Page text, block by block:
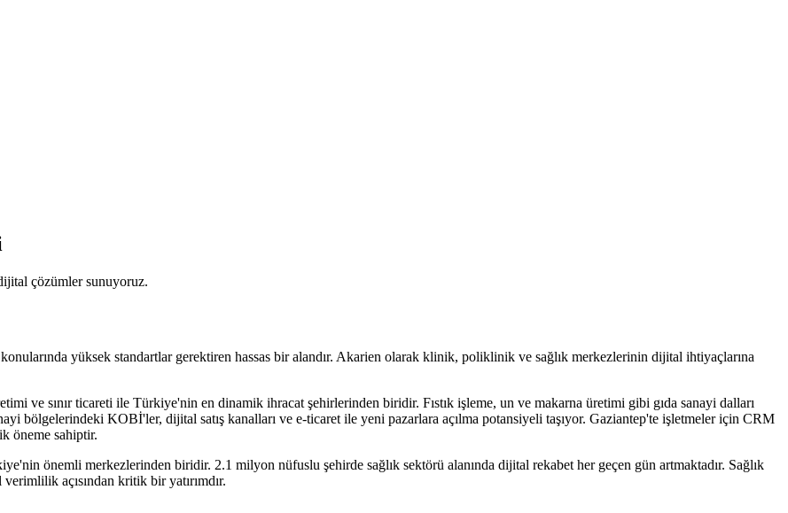
çözümler sunuyoruz.
yüksek standartlar gerektiren hassas bir alandır. Akarien olarak klinik, poliklinik ve sağlık merkezlerinin dijital ihtiyaçlarına
ve sınır ticareti ile Türkiye'nin en dinamik ihracat şehirlerinden biridir. Fıstık işleme, un ve makarna üretimi gibi gıda sanayi dalları
bölgelerindeki KOBİ'ler, dijital satış kanalları ve e-ticaret ile yeni pazarlara açılma potansiyeli taşıyor. Gaziantep'te işletmeler için CRM
öneme sahiptir.
önemli merkezlerinden biridir. 2.1 milyon nüfuslu şehirde sağlık sektörü alanında dijital rekabet her geçen gün artmaktadır. Sağlık
açısından kritik bir yatırımdır.